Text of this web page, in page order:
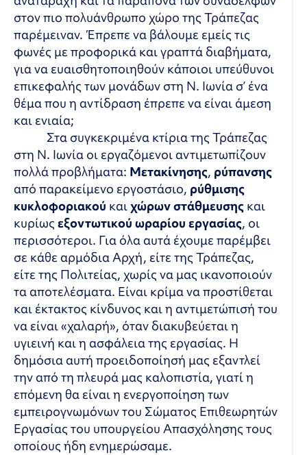
στον πιο πολυάνθρωπο χώρο της Τράπεζας
παρέμειναν. Έπρεπε να βάλουμε εμείς τις
φωνές με προφορικά και γραπτά διαβήματα,
για να ευαισθητοποιηθούν κάποιοι υπεύθυνοι
επικεφαλής των μονάδων στη Ν. Ιωνία σ’ ένα
θέμα που η αντίδραση έπρεπε να είναι άμεση
και ενιαία;
Στα συγκεκριμένα κτίρια της Τράπεζας
στη Ν. Ιωνία οι εργαζόμενοι αντιμετωπίζουν
πολλά προβλήματα: Μετακίνησης, ρύπανσης
από παρακείμενο εργοστάσιο, ρύθμισης
κυκλοφοριακού καιχώρων στάθμευσης και
κυρίως εξοντωτικού ωραρίου εργασίας, οι
περισσότεροι. Για όλα αυτά έχουμε παρέμβει
σε κάθε αρμόδια Αρχή, είτε της Τράπεζας,
είτε της Πολιτείας, χωρίς να μας ικανοποιούν
τα αποτελέσματα. Είναι κρίμα να προστίθεται
και έκτακτος κίνδυνος και η αντιμετώπισή του
να είναι «χαλαρή», όταν διακυβεύεται η
υγιεινή και η ασφάλεια της εργασίας. Η
δημόσια αυτή προειδοποίησή μας εξαντλεί
την από τη πλευρά μας καλοπιστία, γιατί η
επόμενη θα είναι η ενεργοποίηση των
εμπειρογνωμόνων του Σώματος Επιθεωρητών
Εργασίας του υπουργείου Απασχόλησης τους
οποίους ήδη ενημερώσαμε.